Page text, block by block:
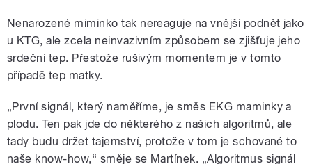
Nenarozené miminko tak nereaguje na vnější podnět jako
u KTG, ale zcela neinvazivním způsobem se zjišťuje jeho
srdeční tep. Přestože rušivým momentem je v tomto
případě tep matky.
„První signál, který naměříme, je směs EKG maminky a
plodu. Ten pak jde do některého z našich algoritmů, ale
tady budu držet tajemství, protože v tom je schované to
naše know-how,“ směje se Martínek. „Algoritmus signál